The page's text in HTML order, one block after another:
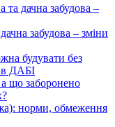
та дачна забудова –
забудова – зміни
будувати без
ДАБІ
що заборонено
норми, обмеження